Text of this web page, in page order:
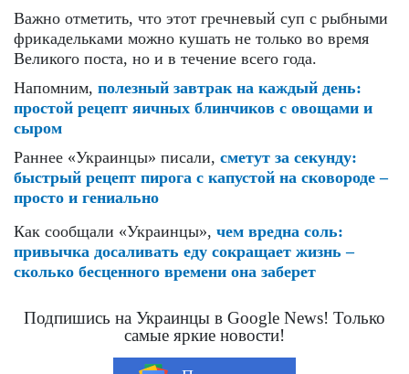
Важно отметить, что этот гречневый суп с рыбными
фрикадельками можно кушать не только во время
Великого поста, но и в течение всего года.
Напомним, полезный завтрак на каждый день:
простой рецепт яичных блинчиков с овощами и
сыром
Раннее «Украинцы» писали, сметут за секунду:
быстрый рецепт пирога с капустой на сковороде –
просто и гениально
Как сообщали «Украинцы», чем вредна соль:
привычка досаливать еду сокращает жизнь –
сколько бесценного времени она заберет
Подпишись на Украинцы в Google News! Только
самые яркие новости!